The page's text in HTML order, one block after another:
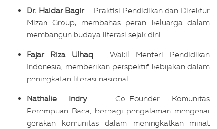
Dr. Haidar Bagir – Praktisi Pendidikan dan Direktur
Mizan Group, membahas peran keluarga dalam
membangun budaya literasi sejak dini.
Fajar Riza Ulhaq – Wakil Menteri Pendidikan
Indonesia, memberikan perspektif kebijakan dalam
peningkatan literasi nasional.
Nathalie Indry– Co-Founder Komunitas
Perempuan Baca, berbagi pengalaman mengenai
gerakan komunitas dalam meningkatkan minat